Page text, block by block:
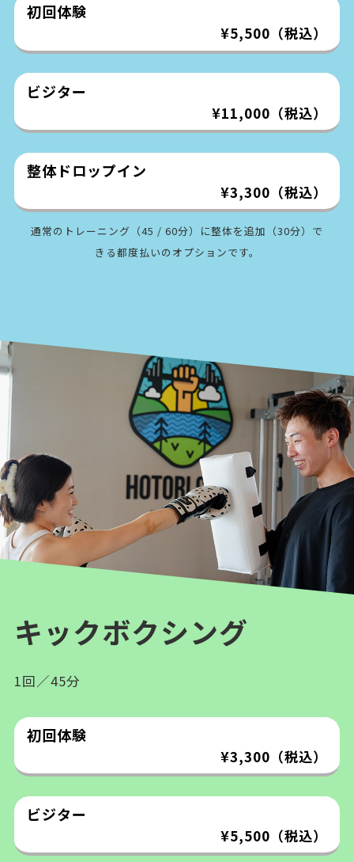
初回体験
¥5,500（税込）
ビジター
¥11,000（税込）
整体ドロップイン
¥3,300（税込）
通常のトレーニング（45 / 60分）に整体を追加（30分）で
きる都度払いのオプションです。
キックボクシング
1回／45分
初回体験
¥3,300（税込）
ビジター
¥5,500（税込）